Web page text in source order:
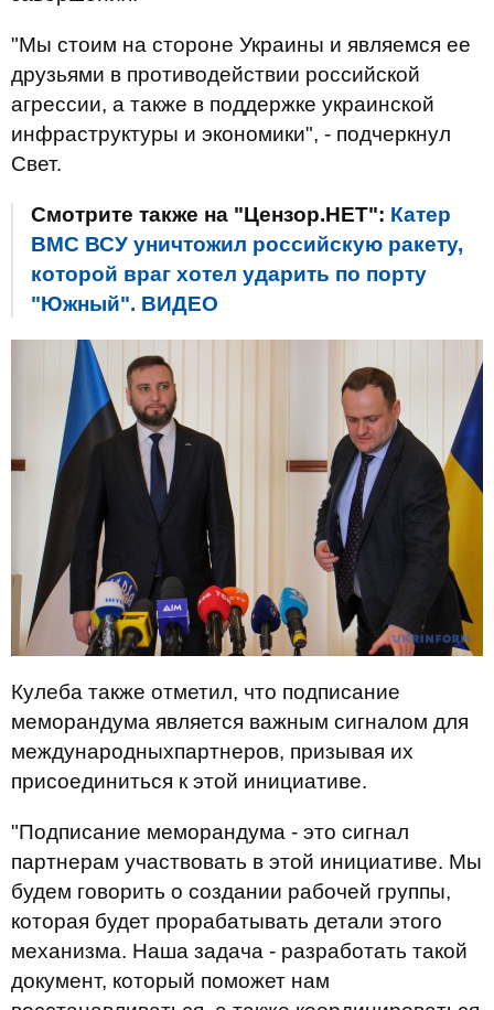
"Мы стоим на стороне Украины и являемся ее
друзьями в противодействии российской
агрессии, а также в поддержке украинской
инфраструктуры и экономики", - подчеркнул
Свет.
Смотрите также на "Цензор.НЕТ": Катер
ВМС ВСУ уничтожил российскую ракету,
которой враг хотел ударить по порту
"Южный". ВИДЕО
Кулеба также отметил, что подписание
меморандума является важным сигналом для
международныхпартнеров, призывая их
присоединиться к этой инициативе.
"Подписание меморандума - это сигнал
партнерам участвовать в этой инициативе. Мы
будем говорить о создании рабочей группы,
которая будет прорабатывать детали этого
механизма. Наша задача - разработать такой
документ, который поможет нам